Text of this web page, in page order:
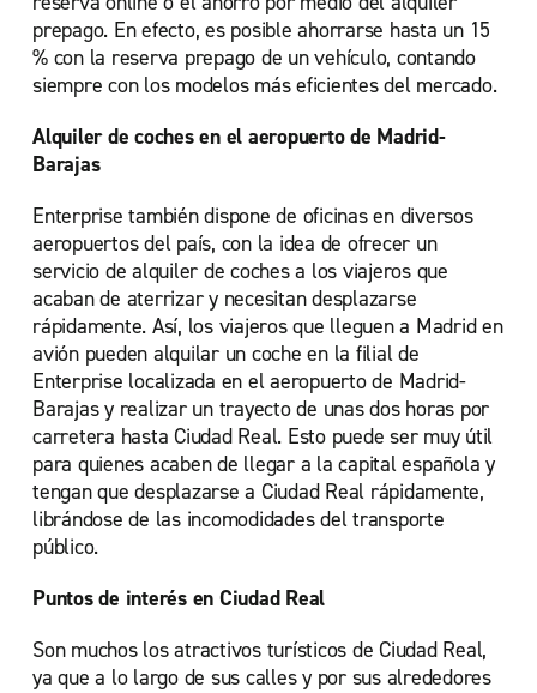
prepago. En efecto, es posible ahorrarse hasta un 15
% con la reserva prepago de un vehículo, contando
siempre con los modelos más eficientes del mercado.
Alquiler de coches en el aeropuerto de Madrid-
Barajas
Enterprise también dispone de oficinas en diversos
aeropuertos del país, con la idea de ofrecer un
servicio de alquiler de coches a los viajeros que
acaban de aterrizar y necesitan desplazarse
rápidamente. Así, los viajeros que lleguen a Madrid en
avión pueden alquilar un coche en la filial de
Enterprise localizada en el aeropuerto de Madrid-
Barajas y realizar un trayecto de unas dos horas por
carretera hasta Ciudad Real. Esto puede ser muy útil
para quienes acaben de llegar a la capital española y
tengan que desplazarse a Ciudad Real rápidamente,
librándose de las incomodidades del transporte
público.
Puntos de interés en Ciudad Real
Son muchos los atractivos turísticos de Ciudad Real,
ya que a lo largo de sus calles y por sus alrededores